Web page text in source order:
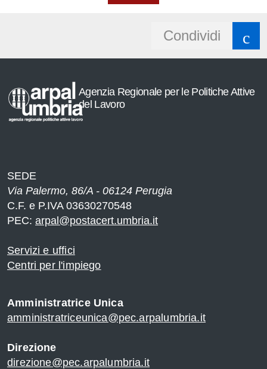
button
Condividi
Agenzia Regionale per le Politiche Attive
del Lavoro
SEDE
Via Palermo, 86/A - 06124 Perugia
C.F. e P.IVA 03630270548
PEC: arpal@postacert.umbria.it
Servizi e uffici
Centri per l'impiego
Amministratrice Unica
amministratriceunica@pec.arpalumbria.it
Direzione
direzione@pec.arpalumbria.it